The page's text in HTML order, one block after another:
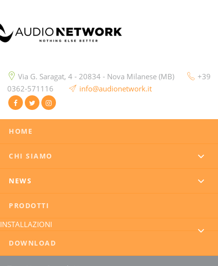
Via G. Saragat, 4 - 20834 - Nova Milanese (MB)
+39
0362-571116
info@audionetwork.it
HOME
CHI SIAMO
NEWS
PRODOTTI
INSTALLAZIONI
DOWNLOAD